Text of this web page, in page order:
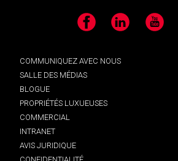
Facebook LinkedIn YouTube
COMMUNIQUEZ AVEC NOUS
SALLE DES MÉDIAS
BLOGUE
PROPRIÉTÉS LUXUEUSES
COMMERCIAL
INTRANET
AVIS JURIDIQUE